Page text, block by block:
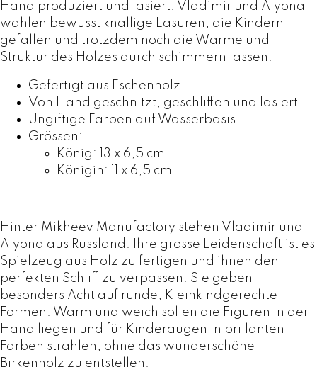
w
a
r
:
H
F
4
,
H
F
2
0
0
Hand produziert und lasiert. Vladimir und Alyona
wählen bewusst knallige Lasuren, die Kindern
gefallen und trotzdem noch die Wärme und
Struktur des Holzes durch schimmern lassen.
Gefertigt aus Eschenholz
Von Hand geschnitzt, geschliffen und lasiert
Ungiftige Farben auf Wasserbasis
Grössen:
König: 13 x 6,5 cm
Königin: 11 x 6,5 cm
Hinter Mikheev Manufactory stehen Vladimir und
Alyona aus Russland. Ihre grosse Leidenschaft ist es
Spielzeug aus Holz zu fertigen und ihnen den
perfekten Schliff zu verpassen. Sie geben
besonders Acht auf runde, Kleinkindgerechte
Formen. Warm und weich sollen die Figuren in der
Hand liegen und für Kinderaugen in brillanten
Farben strahlen, ohne das wunderschöne
Birkenholz zu entstellen.